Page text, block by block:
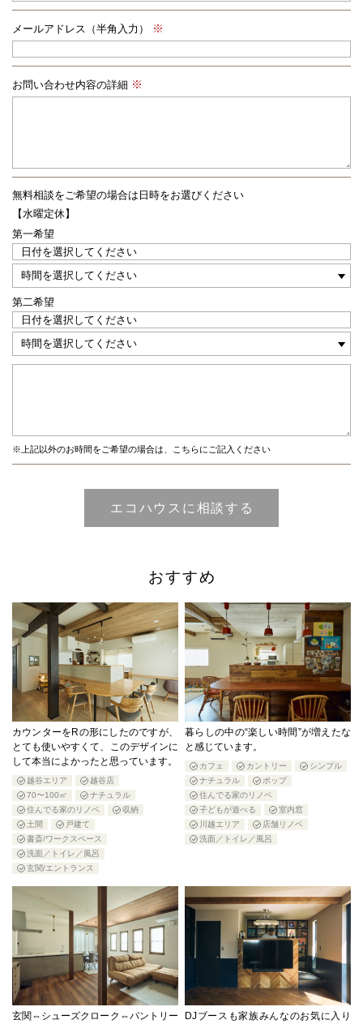
メールアドレス（半角入力）
お問い合わせ内容の詳細
無料相談をご希望の場合は 日時をお選びください
【水曜定休】
第一希望
第二希望
※上記以外のお時間をご希望の場合は、こちらにご記入ください
おすすめ
カウンターをRの形にしたのですが、
とても使いやすくて、このデザインに
して本当によかったと思っています。
越谷エリア
越谷店
70〜100㎡
ナチュラル
住んでる家のリノベ
収納
土間
戸建て
書斎/ワークスペース
洗面／トイレ／風呂
玄関/エントランス
暮らしの中の“楽しい時間”が増えたな
と感じています。
カフェ カントリー
シンプル
ナチュラル
ポップ
住んでる家のリノベ
子どもが遊べる
室内窓
川越エリア
店舗リノベ
洗面／トイレ／風呂
玄関⇔シューズクローク⇔パントリー
DJブースも家族みんなのお気に入り